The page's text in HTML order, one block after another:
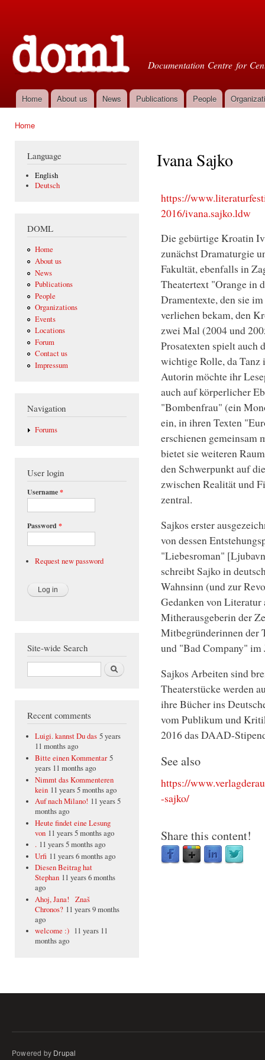
Documentation Centre for
Main menu
Home About us News Publications People
Home
Language
English
Deutsch
DOML
Home
About us
News
Publications
People
Organizations
Events
Locations
Forum
Contact us
Impressum
Navigation
Forums
User login
Username*
Password *
Request new password
Site-wide Search
Search
Recent comments
Luigi. kannst Du das 5 years
11 months ago
Bitte einen Kommentar 5
years 11 months ago
Nimmt das Kommenteren
kein 11 years 5 months ago
Auf nach Milano! 11 years 5
months ago
Heute findet eine Lesung
von 11 years 5 months ago
. 11 years 5 months ago
Urfi 11 years 6 months ago
Diesen Beitrag hat
Stephan 11 years 6 months
ago
Ahoj, Jana! Znaš
Chronos? 11 years 9 months
ago
welcome :) 11 years 11
months ago
Ivana Sajko
https://
2016/ivana.sajko.ldw
Die gebürtige Kroatin
zunächst Dramaturgie
Fakultät, ebenfalls in
Theatertext "Orange in
Dramentexte, den sie
verliehen bekam, den
zwei Mal (2004 und
Prosatexten spielt auch
wichtige Rolle, da
Autorin möchte ihr
auch auf körperlicher
"Bombenfrau" (ein
ein, in ihren Texten
erschienen gemeinsam
bietet sie weiteren
den Schwerpunkt auf
zwischen Realität und
zentral.
Sajkos erster
von dessen
"Liebesroman"
schreibt Sajko in
Wahnsinn (und zur
Gedanken von
Mitherausgeberin der
Mitbegründerinnen der
und "Bad Company" im
Sajkos Arbeiten sind
Theaterstücke werden
ihre Bücher ins
vom Publikum und
2016 das DAAD-
See also
https://
-sajko/
Share this content!
Powered by Drupal